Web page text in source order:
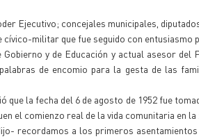
Ejecutivo; concejales municipales,
militar que fue seguido con entusiasmo
y de Educación y actual asesor
de encomio para la gesta de las
que la fecha del 6 de agosto de 1952 fue
el comienzo real de la vida comunitaria en la
recordamos a los primeros